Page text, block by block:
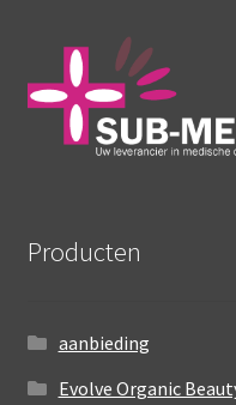
Producten
aanbieding
Evolve Organic